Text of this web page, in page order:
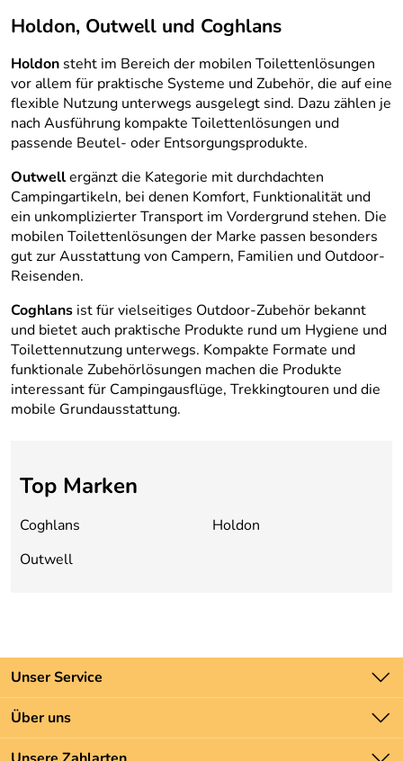
Holdon, Outwell und Coghlans
Holdon steht im Bereich der mobilen Toilettenlösungen
vor allem für praktische Systeme und Zubehör, die auf eine
flexible Nutzung unterwegs ausgelegt sind. Dazu zählen je
nach Ausführung kompakte Toilettenlösungen und
passende Beutel- oder Entsorgungsprodukte.
Outwellergänzt die Kategorie mit durchdachten
Campingartikeln, bei denen Komfort, Funktionalität und
ein unkomplizierter Transport im Vordergrund stehen. Die
mobilen Toilettenlösungen der Marke passen besonders
gut zur Ausstattung von Campern, Familien und Outdoor-
Reisenden.
Coghlans ist für vielseitiges Outdoor-Zubehör bekannt
und bietet auch praktische Produkte rund um Hygiene und
Toilettennutzung unterwegs. Kompakte Formate und
funktionale Zubehörlösungen machen die Produkte
interessant für Campingausflüge, Trekkingtouren und die
mobile Grundausstattung.
Top Marken
Coghlans
Holdon
Outwell
Unser Service
Kontakt
Batteriegesetz
Über uns
Unsere Bestseller